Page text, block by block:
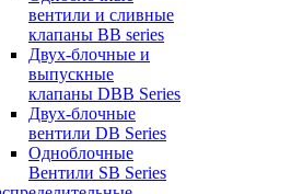
вентили и сливные
клапаны BB series
Двух-блочные и
выпускные
клапаны DBB Series
Двух-блочные
вентили DB Series
Одноблочные
Вентили SB Series